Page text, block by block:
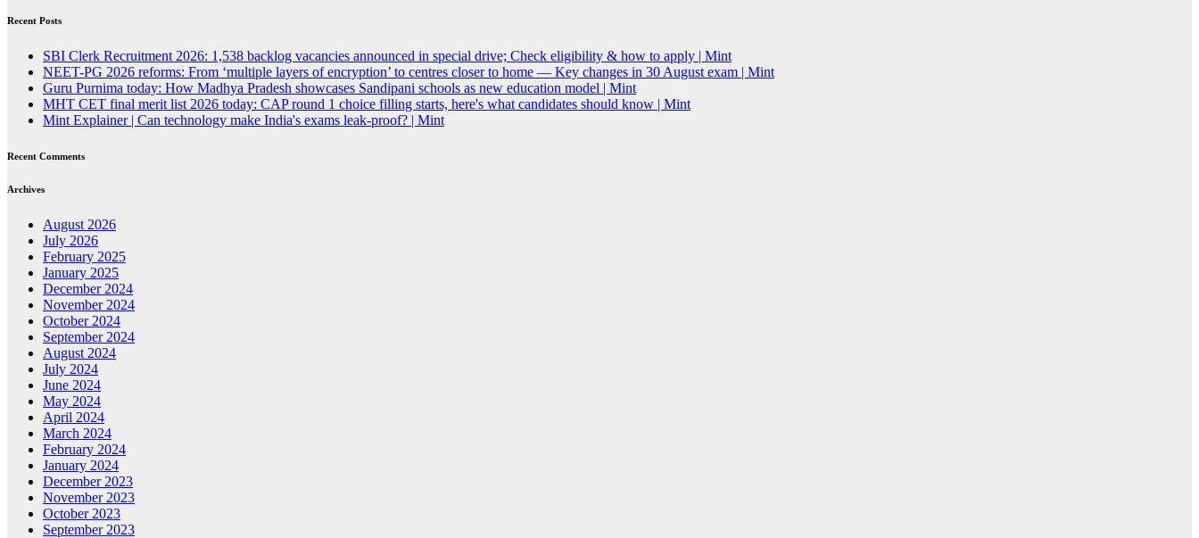
Recent Posts
SBI Clerk Recruitment 2026: 1,538 backlog vacancies announced in special drive; Check eligibility & how to apply | Mint
NEET-PG 2026 reforms: From ‘multiple layers of encryption’ to centres closer to home — Key changes in 30 August exam | Mint
Guru Purnima today: How Madhya Pradesh showcases Sandipani schools as new education model | Mint
MHT CET final merit list 2026 today: CAP round 1 choice filling starts, here's what candidates should know | Mint
Mint Explainer | Can technology make India's exams leak-proof? | Mint
Recent Comments
Archives
August 2026
July 2026
February 2025
January 2025
December 2024
November 2024
October 2024
September 2024
August 2024
July 2024
June 2024
May 2024
April 2024
March 2024
February 2024
January 2024
December 2023
November 2023
October 2023
September 2023